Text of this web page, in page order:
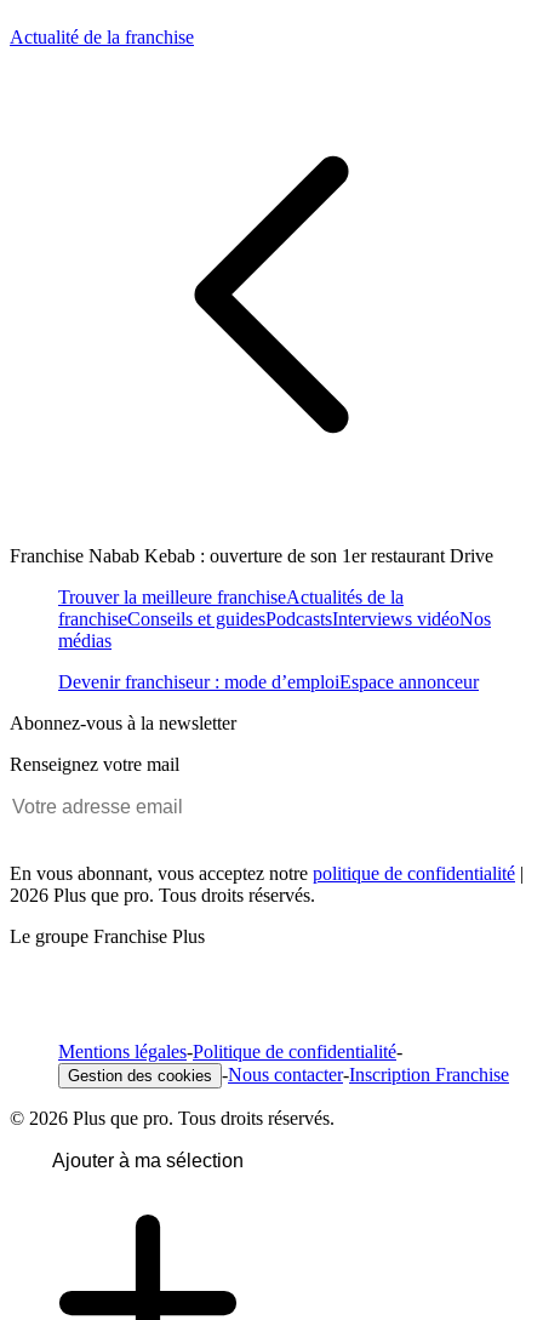
Actualité de la franchise
Franchise Nabab Kebab : ouverture de son 1er restaurant Drive
Trouver la meilleure franchiseActualités de la
franchiseConseils et guidesPodcastsInterviews vidéoNos
médias
Devenir franchiseur : mode d’emploiEspace annonceur
Abonnez-vous à la newsletter
Renseignez votre mail
En vous abonnant, vous acceptez notre politique de confidentialité |
2026 Plus que pro. Tous droits réservés.
Le groupe Franchise Plus
Mentions légales-Politique de confidentialité-
Gestion des cookies -Nous contacter-Inscription Franchise
© 2026 Plus que pro. Tous droits réservés.
Ajouter à ma sélection